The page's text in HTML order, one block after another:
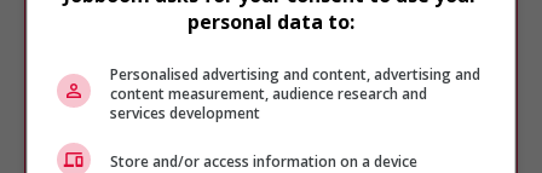
Veuillez faire une nouvelle recherche.
outils pour raffiner votre recherche, ou
chercher un poste selon votre profil
d'intérêt en emploi en vous
personal data to:
Personalised advertising and content, advertising and
content measurement, audience research and
services development
Store and/or access information on a device